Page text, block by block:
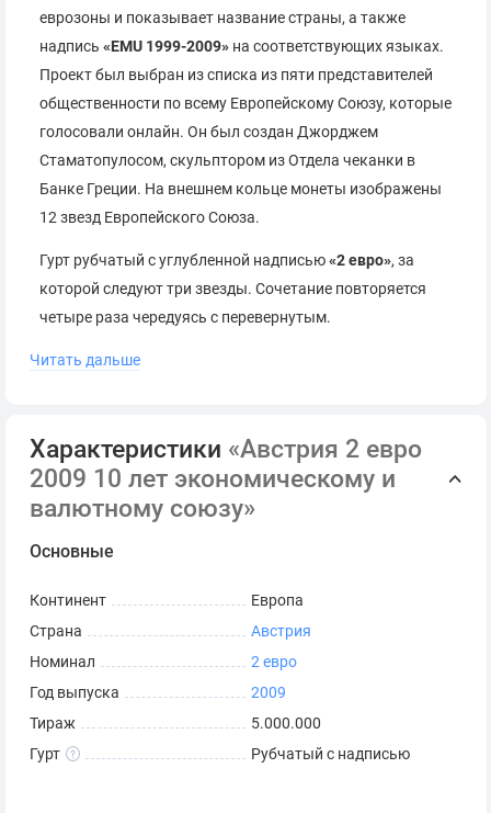
еврозоны и показывает название страны, а также
надпись «EMU 1999-2009» на соответствующих языках.
Проект был выбран из списка из пяти представителей
общественности по всему Европейскому Союзу, которые
голосовали онлайн. Он был создан Джорджем
Стаматопулосом, скульптором из Отдела чеканки в
Банке Греции. На внешнем кольце монеты изображены
12 звезд Европейского Союза.
Гурт рубчатый с углубленной надписью«2 евро», за
которой следуют три звезды. Сочетание повторяется
четыре раза чередуясь с перевернутым.
Читать дальше
Характеристики «Австрия 2 евро
2009 10 лет экономическому и
валютному союзу»
Основные
Континент
Европа
Страна
Австрия
Номинал
2 евро
Год выпуска
2009
Тираж
5.000.000
Гурт
Рубчатый с надписью